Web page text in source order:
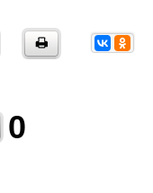
0